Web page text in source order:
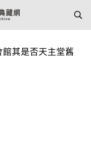
其是否天主堂舊